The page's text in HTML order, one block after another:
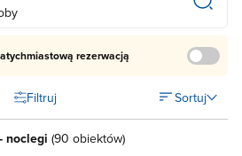
rezerwacją
Filtruj Sortuj
noclegi (90 obiektów)